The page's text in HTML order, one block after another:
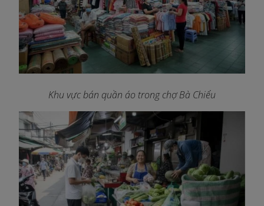
Khu vực bán quần áo trong chợ Bà Chiểu